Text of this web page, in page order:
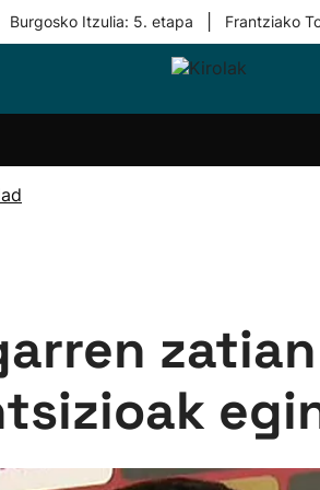
Burgosko Itzulia: 5. etapa Frantziako
Taldeak